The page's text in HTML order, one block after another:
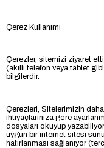
Çerez Kullanımı
Çerezler, sitemizi ziyaret
(akıllı telefon veya tablet
bilgilerdir.
Çerezleri, Sitelerimizin
ihtiyaçlarınıza göre
dosyaları okuyup
uygun bir internet sitesi
hatırlanması sağlanıyor